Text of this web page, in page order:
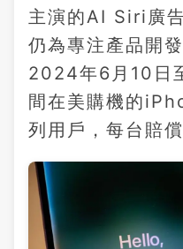
主演的AI Siri廣
仍為專注產品開
2024年6月10日
間在美購機的
列用戶，每台賠